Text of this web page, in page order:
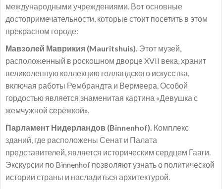
международными учреждениями. Вот основные
достопримечательности, которые стоит посетить в этом
прекрасном городе:
Мавзолей Маврикия (Mauritshuis). Этот музей,
расположенный в роскошном дворце XVII века, хранит
великолепную коллекцию голландского искусства,
включая работы Рембрандта и Вермеера. Особой
гордостью является знаменитая картина «Девушка с
жемчужной серёжкой».
Парламент Нидерландов (Binnenhof). Комплекс
зданий, где расположены Сенат и Палата
представителей, является историческим сердцем Гааги.
Экскурсии по Binnenhof позволяют узнать о политической
истории страны и насладиться архитектурой.